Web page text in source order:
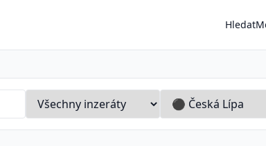
Hledat